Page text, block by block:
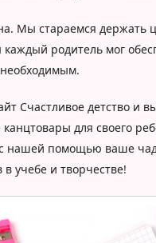
Мы стараемся держать
родитель мог
Счастливое детство и
канцтовары для своего
нашей помощью ваше
в учебе и творчестве!